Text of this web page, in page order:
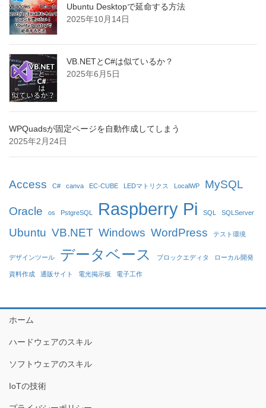
Ubuntu Desktopで延命する方法
2025年10月14日
VB.NETとC#は似ているか？
2025年6月5日
WPQuadsが固定ページを自動作成してしまう
2025年2月24日
Access C# canva EC-CUBE LEDマトリクス LocalWP MySQL
Oracle os PstgreSQL Raspberry Pi SQL SQLServer
Ubuntu VB.NET Windows WordPress テスト環境
デザインツール データベース ブロックエディタ ローカル開発
資料作成 通販サイト 電光掲示板 電子工作
ホーム
ハードウェアのスキル
ソフトウェアのスキル
IoTの技術